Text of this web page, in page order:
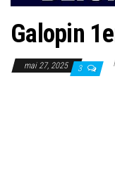
Galopin
mai 27, 2025 3